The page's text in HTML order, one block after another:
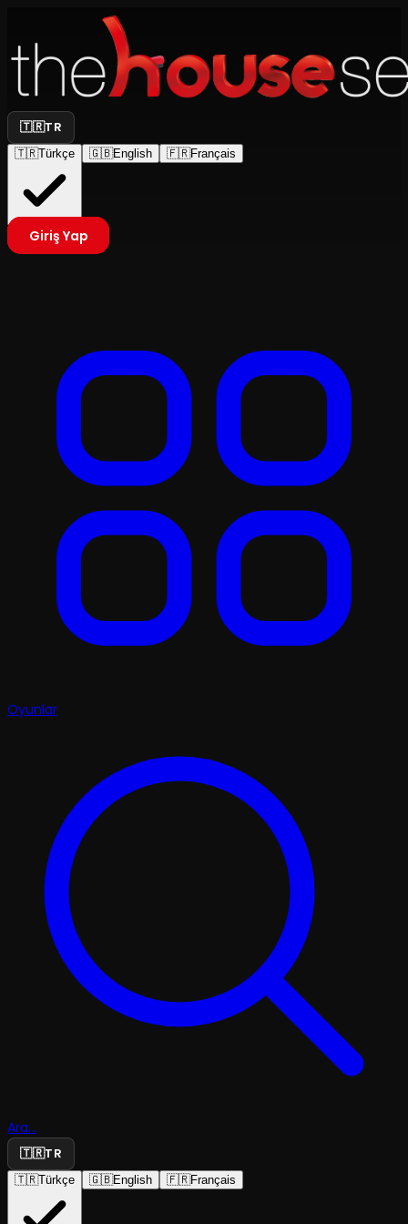
🇹🇷TR
🇹🇷Türkçe 🇬🇧English 🇫🇷Français
Giriş Yap
Oyunlar
Ara...
🇹🇷TR
🇹🇷Türkçe 🇬🇧English 🇫🇷Français